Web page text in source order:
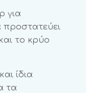
για
προστατεύει
το κρύο
ίδια
τα